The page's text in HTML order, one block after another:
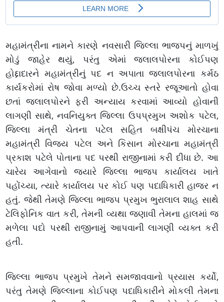
મહામંત્રીના નામને કારણે નવસારી જિલ્લા ભાજપનું માળખું
મોડું જાહેર થયું, પરંતુ એમાં જલાલપોરના કોઈપણ
હોદ્દાદારને મહામંત્રીનું પદ ન અપાતા જલાલપોરના કર્મઠ
કાર્યકરોમાં રોષ જોવા મળ્યો છે.ઉચ્ચ સ્તરે રજૂઆતો હોવા
છતાં જલાલપોરને ફરી અન્યાય કરવામાં આવ્યો હોવાની
લાગણી સાથે, નવનિયુક્ત જિલ્લા ઉપપ્રમુખ અશોક પટેલ,
જિલ્લા મંત્રી ચેતના પટેલ સહિત બક્ષીપંચ મોરચાના
મહામંત્રી વિજય પટેલ અને કિસાન મોરચાના મહામંત્રી
પ્રકાશ પટેલે પોતાના પદ પરથી રાજીનામાં કરી દીધા છે. આ
ચારેય આગેવાનો જ્યારે જિલ્લા ભાજપ કાર્યાલય ખાતે
પહોંચ્યા, ત્યારે કાર્યાલય પર કોઈ પણ પદાધિકારી હાજર ન
હતું. જેથી તેમણે જિલ્લા ભાજપ પ્રમુખ ભુરાલાલ શાહ સાથે
ટેલિફોનિક વાત કરી, તેમની વ્યથા જણાવી તેમના હાલમાં જ
મળેલા પદો પરથી રાજીનામું આપવાની લાગણી વ્યક્ત કરી
હતી.
જિલ્લા ભાજપ પ્રમુખે તેમને સમજાવવાનો પ્રયાસ કર્યો,
પરંતુ તેમણે જિલ્લાના કોઈપણ પદાધિકારીને મોકલી તેમના